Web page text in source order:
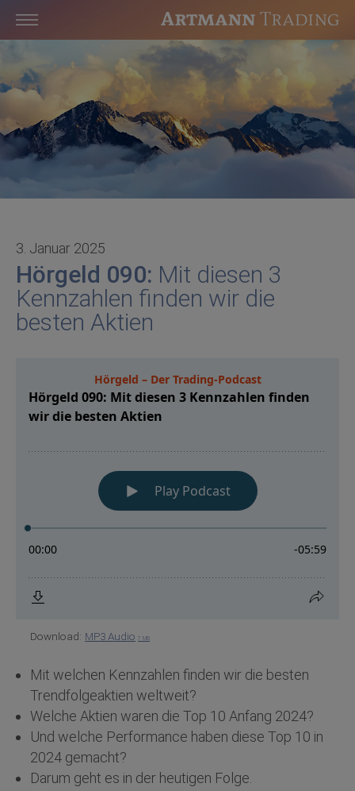
3. Januar 2025
Hörgeld 090: Mit diesen 3
Kennzahlen finden wir die
besten Aktien
Download: MP3 Audio 7 MB
Mit welchen Kennzahlen finden wir die besten
Trendfolgeaktien weltweit?
Welche Aktien waren die Top 10 Anfang 2024?
Und welche Performance haben diese Top 10 in
2024 gemacht?
Darum geht es in der heutigen Folge.